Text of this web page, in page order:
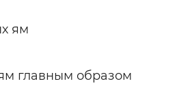
ям
главным образом